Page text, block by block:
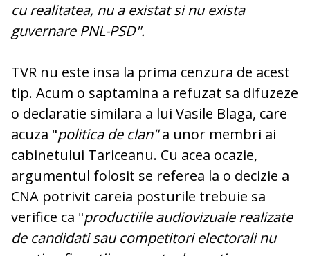
cu realitatea, nu a existat si nu exista
guvernare PNL-PSD".
TVR nu este insa la prima cenzura de acest
tip. Acum o saptamina a refuzat sa difuzeze
o declaratie similara a lui Vasile Blaga, care
acuza "politica de clan"a unor membri ai
cabinetului Tariceanu. Cu acea ocazie,
argumentul folosit se referea la o decizie a
CNA potrivit careia posturile trebuie sa
verifice ca "productiile audiovizuale realizate
de candidati sau competitori electorali nu